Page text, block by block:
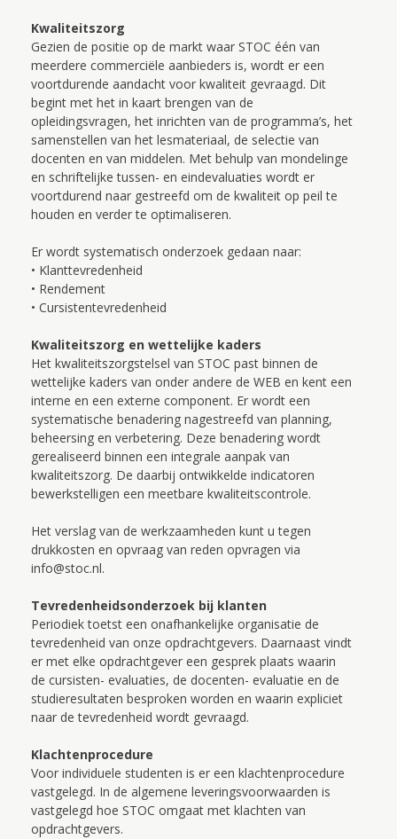
Kwaliteitszorg
Gezien de positie op de markt waar STOC één van
meerdere commerciële aanbieders is, wordt er een
voortdurende aandacht voor kwaliteit gevraagd. Dit
begint met het in kaart brengen van de
opleidingsvragen, het inrichten van de programma’s, het
samenstellen van het lesmateriaal, de selectie van
docenten en van middelen. Met behulp van mondelinge
en schriftelijke tussen- en eindevaluaties wordt er
voortdurend naar gestreefd om de kwaliteit op peil te
houden en verder te optimaliseren.
Er wordt systematisch onderzoek gedaan naar:
• Klanttevredenheid
• Rendement
• Cursistentevredenheid
Kwaliteitszorg en wettelijke kaders
Het kwaliteitszorgstelsel van STOC past binnen de
wettelijke kaders van onder andere de WEB en kent een
interne en een externe component. Er wordt een
systematische benadering nagestreefd van planning,
beheersing en verbetering. Deze benadering wordt
gerealiseerd binnen een integrale aanpak van
kwaliteitszorg. De daarbij ontwikkelde indicatoren
bewerkstelligen een meetbare kwaliteitscontrole.
Het verslag van de werkzaamheden kunt u tegen
drukkosten en opvraag van reden opvragen via
info@stoc.nl.
Tevredenheidsonderzoek bij klanten
Periodiek toetst een onafhankelijke organisatie de
tevredenheid van onze opdrachtgevers. Daarnaast vindt
er met elke opdrachtgever een gesprek plaats waarin
de cursisten- evaluaties, de docenten- evaluatie en de
studieresultaten besproken worden en waarin expliciet
naar de tevredenheid wordt gevraagd.
Klachtenprocedure
Voor individuele studenten is er een klachtenprocedure
vastgelegd. In de algemene leveringsvoorwaarden is
vastgelegd hoe STOC omgaat met klachten van
opdrachtgevers.